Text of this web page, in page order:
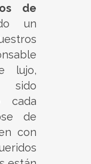
de
un
lujo,
sido
cada
de
con